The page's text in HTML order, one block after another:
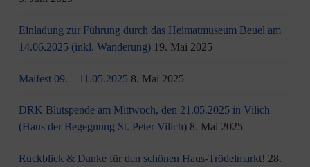
Einladung zur Führung durch das Heimatmuseum Beuel am
14.06.2025 (inkl. Wanderung) 19. Mai 2025
Maifest 09. – 11.05.2025 8. Mai 2025
DRK Blutspende am Mittwoch, den 21.05.2025 in Vilich
(Haus der Begegnung St. Peter Vilich) 8. Mai 2025
Rückblick & Danke für den schönen Haus-Trödelmarkt! 28.